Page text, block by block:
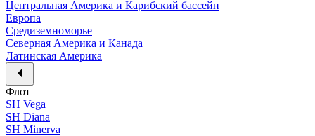
Центральная Америка и Карибский бассейн
Европа
Средиземноморье
Северная Америка и Канада
Латинская Америка
Флот
SH Vega
SH Diana
SH Minerva